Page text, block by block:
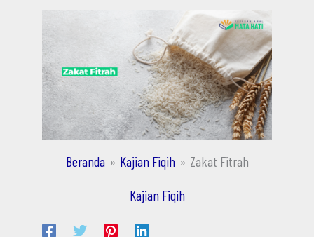
Beranda Kajian Fiqih
Zakat Fitrah
Kajian Fiqih